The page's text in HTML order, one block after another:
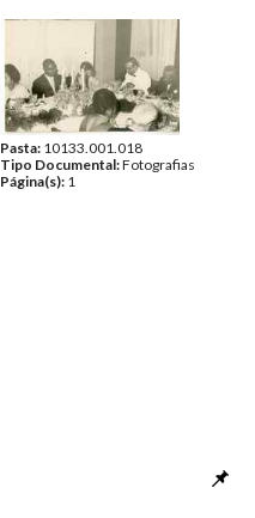
Pasta: 10133.001.018
Tipo Documental:Fotografias
Página(s): 1